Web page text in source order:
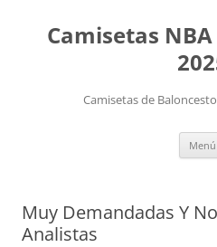
Camisetas
Camisetas de
Menú
Muy Demandadas Y
Analistas